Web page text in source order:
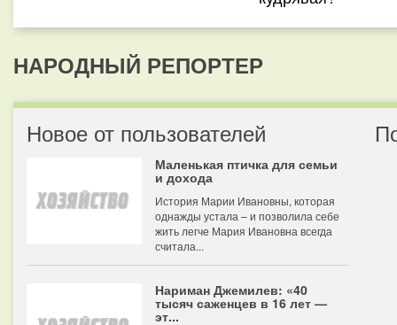
НАРОДНЫЙ РЕПОРТЕР
Новое от пользователей
Маленькая птичка для семьи
и дохода
История Марии Ивановны, которая
однажды устала – и позволила себе
жить легче Мария Ивановна всегда
считала...
Нариман Джемилев: «40
тысяч саженцев в 16 лет —
эт...